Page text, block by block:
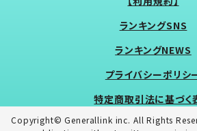
ランキングSNS
ランキングNEWS
プライバシーポリシ
特定商取引法に基づく
Copyright© Generallink inc. All Rights